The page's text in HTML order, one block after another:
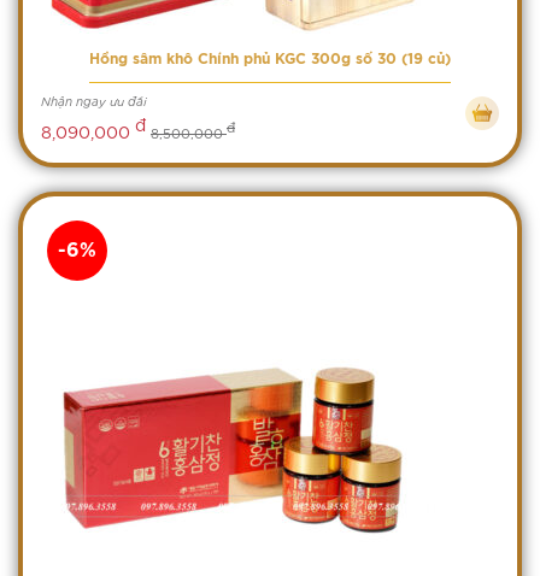
Hồng sâm khô Chính phủ KGC 300g số 30 (19 củ)
Nhận ngay ưu đãi
8,090,000 đ 8,500,000đ
-6%